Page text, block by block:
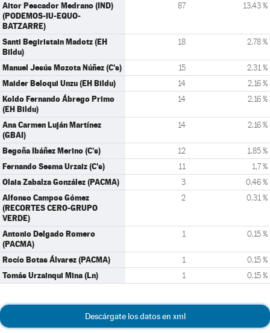
Aitor Pescador Medrano (IND)
(PODEMOS-IU-EQUO-
BATZARRE)
87 13,43 %
Santi Begiristain Madotz (EH
Bildu)
18 2,78 %
Manuel Jesús Mozota Núñez (C's) 15 2,31 %
Maider Beloqui Unzu (EH Bildu) 14 2,16 %
Koldo Fernando Ábrego Primo
(EH Bildu)
14 2,16 %
Ana Carmen Luján Martínez
(GBAI)
14 2,16 %
Begoña Ibáñez Merino (C's) 12 1,85 %
Fernando Sesma Urzaiz (C's) 11 1,7 %
Olaia Zabalza González (PACMA) 3 0,46 %
Alfonso Campos Gómez
(RECORTES CERO-GRUPO
VERDE)
2 0,31 %
Antonio Delgado Romero
(PACMA)
1 0,15 %
Rocío Botas Álvarez (PACMA) 1 0,15 %
Tomás Urzainqui Mina (Ln) 1 0,15 %
Descárgate los datos en xml